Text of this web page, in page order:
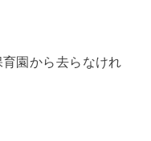
園から去らなけれ